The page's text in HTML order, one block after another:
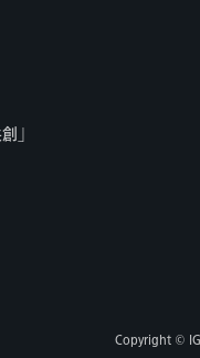
」
Copyright ©